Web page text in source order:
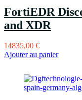
FortiEDR
and XDR
14835,00 €
Ajouter au panier